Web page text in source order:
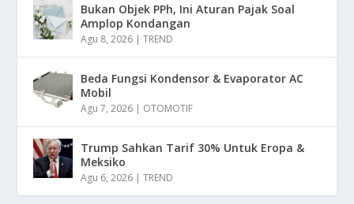
Bukan Objek PPh, Ini Aturan Pajak Soal
Amplop Kondangan
Agu 8, 2026 |TREND
Beda Fungsi Kondensor & Evaporator AC
Mobil
Agu 7, 2026 | OTOMOTIF
Trump Sahkan Tarif 30% Untuk Eropa &
Meksiko
Agu 6, 2026 |TREND